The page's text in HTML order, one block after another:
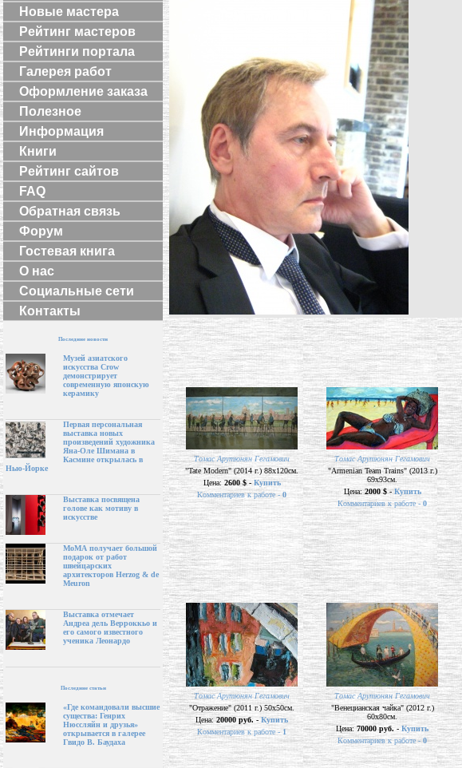
Новые мастера
Рейтинг мастеров
Рейтинги портала
Галерея работ
Оформление заказа
Полезное
Информация
Книги
Рейтинг сайтов
FAQ
Обратная связь
Форум
Гостевая книга
О нас
Социальные сети
Контакты
Последние новости
Музей азиатского
искусства Crow
демонстрирует
современную японскую
керамику
Первая персональная
выставка новых
произведений художника
Яна-Оле Шимана в
Касмине открылась в
Нью-Йорке
Выставка посвящена
голове как мотиву в
искусстве
МоМА получает большой
подарок от работ
швейцарских
архитекторов Herzog & de
Meuron
Выставка отмечает
Андреа дель Верроккьо и
его самого известного
ученика Леонардо
Последние статьи
«Где командовали высшие
существа: Генрих
Нюссляйн и друзья»
открывается в галерее
Гвидо В. Баудаха
Томас Арутюнян Гегамович
"Tate Modern" (2014 г.) 88х120см.
Цена: 2600 $ -Купить
Комментариев к работе -0
Томас Арутюнян Гегамович
"Armenian Team Trains" (2013 г.)
69х93см.
Цена:2000 $ -Купить
Комментариев к работе - 0
Томас Арутюнян Гегамович
"Отражение" (2011 г.) 50х50см.
Цена: 20000 руб. -Купить
Комментариев к работе - 1
Томас Арутюнян Гегамович
"Венецианская чайка" (2012 г.)
60х80см.
Цена:70000 руб. - Купить
Комментариев к работе - 0